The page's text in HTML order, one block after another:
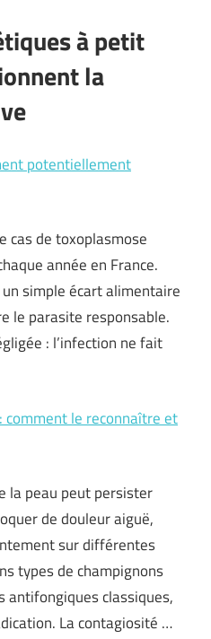
à petit
la
potentiellement
cas de toxoplasmose
année en France.
simple écart alimentaire
le parasite responsable.
: l’infection ne fait
comment le reconnaître et
la peau peut persister
de douleur aiguë,
sur différentes
types de champignons
classiques,
La contagiosité …